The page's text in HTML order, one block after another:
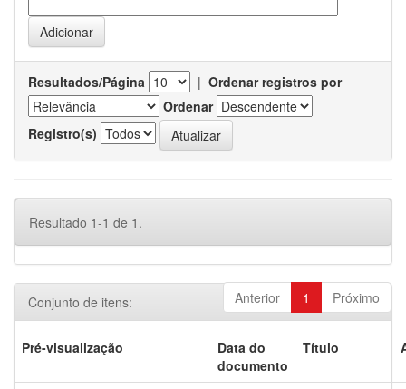
Resultados/Página | Ordenar registros por
Ordenar
Registro(s)
Resultado 1-1 de 1.
Anterior 1 Próximo
Conjunto de itens:
Pré-visualização
Data do
documento
Título